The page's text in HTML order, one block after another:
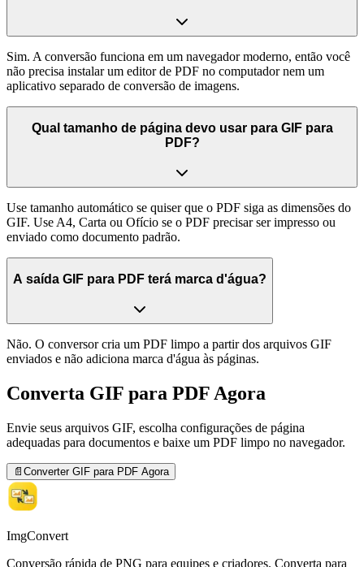
Sim. A conversão funciona em um navegador moderno, então você
não precisa instalar um editor de PDF no computador nem um
aplicativo separado de conversão de imagens.
Qual tamanho de página devo usar para GIF para
PDF?
Use tamanho automático se quiser que o PDF siga as dimensões do
GIF. Use A4, Carta ou Ofício se o PDF precisar ser impresso ou
enviado como documento padrão.
A saída GIF para PDF terá marca d'água?
Não. O conversor cria um PDF limpo a partir dos arquivos GIF
enviados e não adiciona marca d'água às páginas.
Converta GIF para PDF Agora
Envie seus arquivos GIF, escolha configurações de página
adequadas para documentos e baixe um PDF limpo no navegador.
📄 Converter GIF para PDF Agora
ImgConvert
Conversão rápida de PNG para equipes e criadores. Converta para